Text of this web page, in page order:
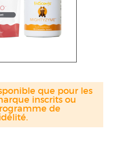
que pour les
inscrits ou
de